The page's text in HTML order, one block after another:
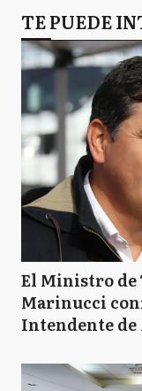
TE PUEDE
El Ministro
Marinucci
Intendente de